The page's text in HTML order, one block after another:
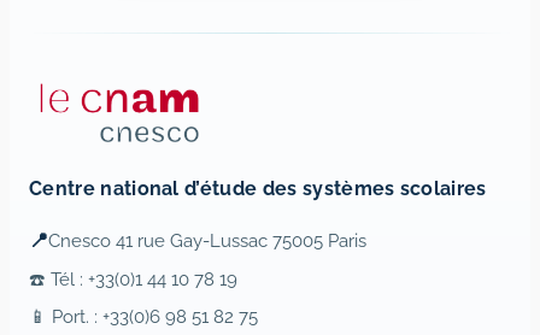
Centre national d’étude des systèmes scolaires
📍Cnesco 41 rue Gay-Lussac 75005 Paris
☎️ Tél : +33(0)1 44 10 78 19
📱 Port. : +33(0)6 98 51 82 75